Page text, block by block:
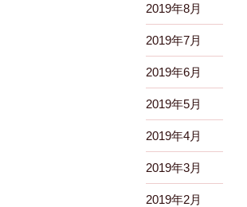
2019年8月
2019年7月
2019年6月
2019年5月
2019年4月
2019年3月
2019年2月